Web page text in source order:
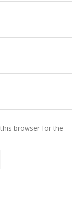
browser for the